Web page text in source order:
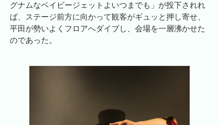
グナムなベイビージェットよいつまでも」が投下されれ
ば、ステージ前方に向かって観客がギュッと押し寄せ、
平田が勢いよくフロアへダイブし、会場を一層沸かせた
のであった。